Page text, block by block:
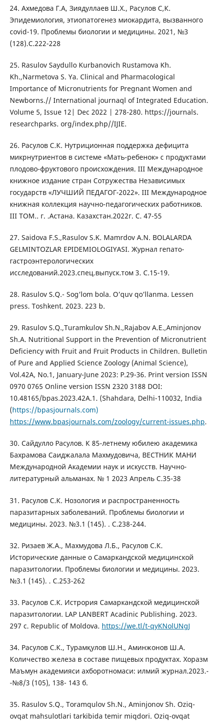
24. Ахмедова Г.А, Зиядуллаев Ш.Х., Расулов С,К.
Эпидемиология, этиопатогенез миокардита, вызванного
covid-19. Проблемы биологии и медицины. 2021, №3
(128).С.222-228
25. Rasulov Saydullo Kurbanovich Rustamova Kh.
Kh.,Narmetova S. Ya. Clinical and Pharmacological
Importance of Micronutrients for Pregnant Women and
Newborns.// International journaql of Integrated Education.
Volume 5, Issue 12| Dec 2022 | 278-280. https://journals.
researchparks. org/index.php//IJIE.
26. Расулов С.К. Нутриционная поддержка дефицита
микрнутриентов в системе «Мать-ребенок» с продуктами
плодово-фруктового происхождения. III Международное
книжное издание стран Сотружества Независимых
государств «ЛУЧШИЙ ПЕДАГОГ-2022». III Международное
книжная коллекция научно-педагогических работников.
III ТОМ.. г. .Астана. Казахстан.2022г. С. 47-55
27. Saidova F.S.,Rasulov S.K. Mamrdov A.N. BOLALARDA
GELMINTOZLAR EPIDEMIOLOGIYASI. Журнал гепато-
гастроэнтерологических
исследований.2023.спец.выпуск.том 3. С.15-19.
28. Rasulov S.Q.- Sog’lom bola. O’quv qo’llanma. Lessen
press. Toshkent. 2023. 223 b.
29. Rasulov S.Q.,Turamkulov Sh.N.,Rajabov A.E.,Aminjonov
Sh.A. Nutritional Support in the Prevention of Micronutrient
Deficiency with Fruit and Fruit Products in Children. Bulletin
of Pure and Applied Science Zoology (Animal Science),
Vol.42A, No.1, January-June 2023: P.29-36. Print version ISSN
0970 0765 Online version ISSN 2320 3188 DOI:
10.48165/bpas.2023.42A.1. (Shahdara, Delhi-110032, India
(https://bpasjournals.com)
https://www.bpasjournals.com/zoology/current-issues.php.
30. Сайдулло Расулов. К 85-летнему юбилею академика
Бахрамова Саиджалала Махмудовича, ВЕСТНИК МАНИ
Международной Академии наук и искусств. Научно-
литературный альманах. № 1 2023 Апрель С.35-38
31. Расулов С.К. Нозология и распространенность
паразитарных заболеваний. Проблемы биологии и
медицины. 2023. №3.1 (145). . С.238-244.
32. Ризаев Ж.А., Махмудова Л.Б., Расулов С.К.
Исторические данные о Самаркандской медицинской
паразитологии. Проблемы биологии и медицины. 2023.
№3.1 (145). . С.253-262
33. Расулов С.К. Истрория Самаркандской медицинской
паразитологии. LAP LANBERT Acadinic Publishing. 2023.
297 c. Republic of Moldova. https://we.tl/t-qyKNolUNgJ
34. Расулов С.К., Турамқулов Ш.Н., Аминжонов Ш.А.
Количество железа в составе пищевых продуктах. Хоразм
Маъмун академияси ахборотномаси: илмий журнал.2023.-
-№8/3 (105), 138- 143 б.
35. Rasulov S.Q., Toramqulov Sh.N., Aminjonov Sh. Oziq-
ovqat mahsulotlari tarkibida temir miqdori. Oziq-ovqat